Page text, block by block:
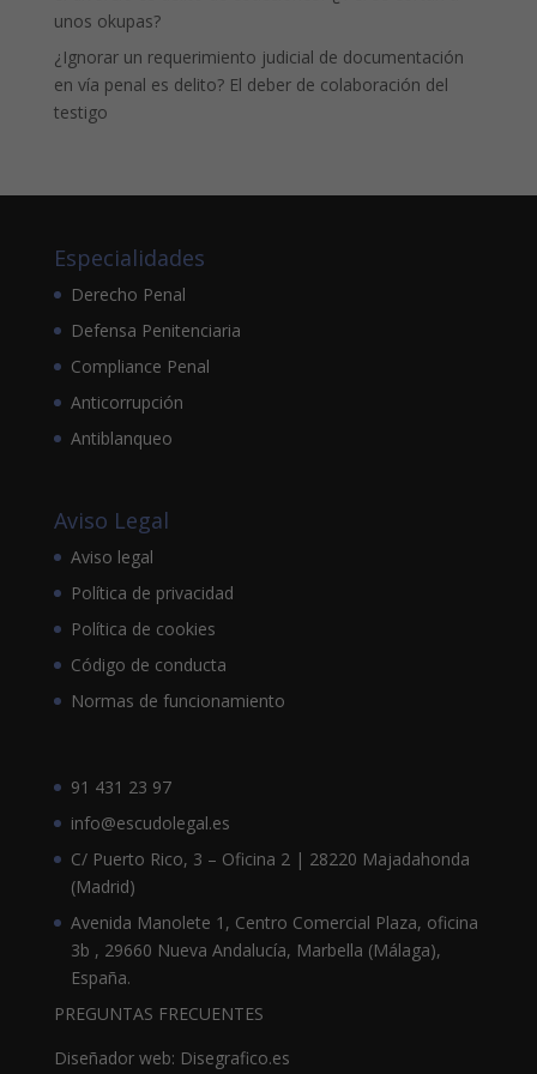
unos okupas?
¿Ignorar un requerimiento judicial de documentación
en vía penal es delito? El deber de colaboración del
testigo
Especialidades
Derecho Penal
Defensa Penitenciaria
Compliance Penal
Anticorrupción
Antiblanqueo
Aviso Legal
Aviso legal
Política de privacidad
Política de cookies
Código de conducta
Normas de funcionamiento
91 431 23 97
info@escudolegal.es
C/ Puerto Rico, 3 – Oficina 2 | 28220 Majadahonda
(Madrid)
Avenida Manolete 1, Centro Comercial Plaza, oficina
3b , 29660 Nueva Andalucía, Marbella (Málaga),
España.
PREGUNTAS FRECUENTES
Diseñador web: Disegrafico.es